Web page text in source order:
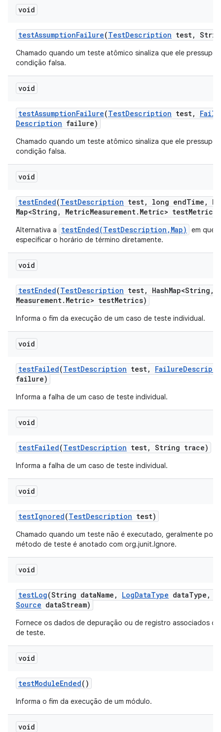
void
testAssumptionFailure(TestDescription test,
Chamado quando um teste atômico sinaliza que ele
condição falsa.
void
testAssumptionFailure(TestDescription test,
Description failure)
Chamado quando um teste atômico sinaliza que ele
condição falsa.
void
testEnded(TestDescription test, long endTime ,
Map<String , MetricMeasurement. Metric> testMetrics)
Alternativa a testEnded(TestDescription,Map)
em que
especificar o horário de término diretamente.
void
testEnded(TestDescription test, HashMap<String ,
Measurement. Metric> testMetrics)
Informa o fim da execução de um caso de teste individual.
void
testFailed(TestDescription test, Failure
failure)
Informa a falha de um caso de teste individual.
void
testFailed(TestDescription test, String trace)
Informa a falha de um caso de teste individual.
void
testIgnored(TestDescription test)
Chamado quando um teste não é executado, geralmente
método de teste é anotado com org.junit.Ignore.
void
testLog(String dataName , LogDataType dataType ,
Source dataStream)
Fornece os dados de depuração ou de registro associados
de teste.
void
testModuleEnded()
Informa o fim da execução de um módulo.
void